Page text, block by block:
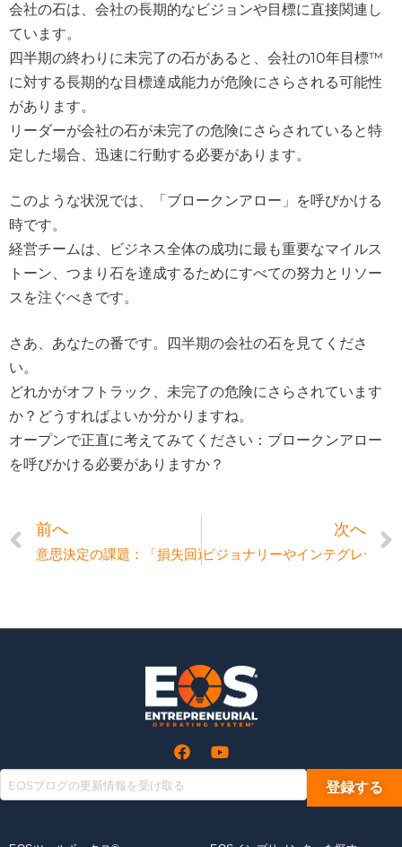
会社の石は、会社の長期的なビジョンや目標に直接関連し
ています。
四半期の終わりに未完了の石があると、会社の10年目標™
に対する長期的な目標達成能力が危険にさらされる可能性
があります。
リーダーが会社の石が未完了の危険にさらされていると特
定した場合、迅速に行動する必要があります。
このような状況では、「ブロークンアロー」を呼びかける
時です。
経営チームは、ビジネス全体の成功に最も重要なマイルス
トーン、つまり石を達成するためにすべての努力とリソー
スを注ぐべきです。
さあ、あなたの番です。四半期の会社の石を見てくださ
い。
どれかがオフトラック、未完了の危険にさらされています
か？どうすればよいか分かりますね。
オープンで正直に考えてみてください：ブロークンアロー
を呼びかける必要がありますか？
意思決定の課題：「損失回避性」を克服する
ビジョナリーやインテグレータ